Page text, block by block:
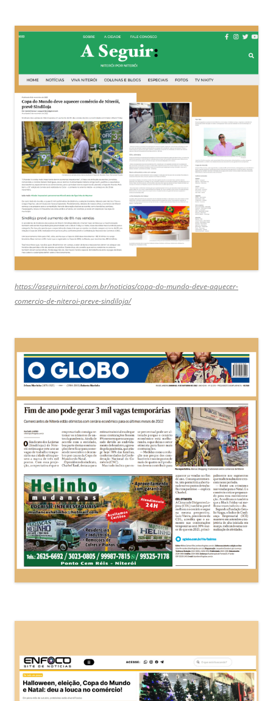
https://aseguirniteroi.com.br/noticias/copa-do-mundo-deve-aquecer-
comercio-de-niteroi-preve-sindiloja/